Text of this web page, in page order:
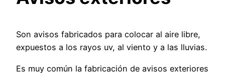
Son avisos fabricados para colocar al aire libre,
expuestos a los rayos uv, al viento y a las lluvias.
Es muy común la fabricación de avisos exteriores